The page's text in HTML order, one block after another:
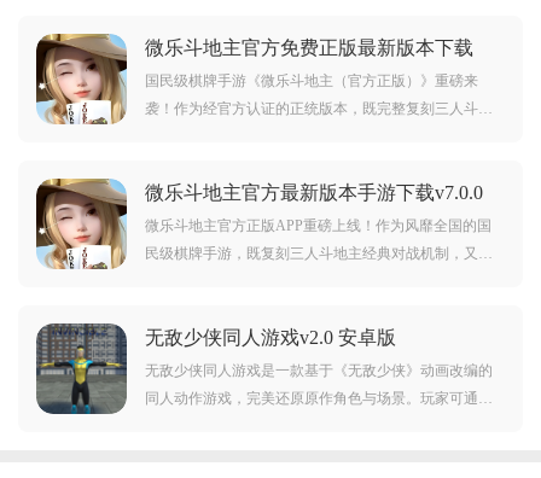
十k的朋友可千万不要错过啦。
微乐斗地主官方免费正版最新版本下载
v7.0.0 手机版
国民级棋牌手游《微乐斗地主（官方正版）》重磅来
袭！作为经官方认证的正统版本，既完整复刻三人斗地
是偏爱经典规则的老玩家，还是想安心尝鲜的新手，都
能解锁纯粹的棋牌竞技乐趣！
微乐斗地主官方最新版本手游下载v7.0.0
手机版
微乐斗地主官方正版APP重磅上线！作为风靡全国的国
民级棋牌手游，既复刻三人斗地主经典对战机制，又创
管是偏爱经典规则的老玩家，还是追求新鲜刺激的新
手，都能解锁随时随地的棋牌竞技乐趣！
无敌少侠同人游戏v2.0 安卓版
无敌少侠同人游戏是一款基于《无敌少侠》动画改编的
同人动作游戏，完美还原原作角色与场景。玩家可通过